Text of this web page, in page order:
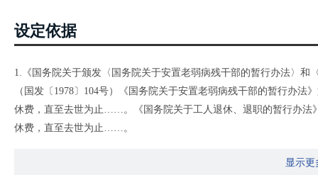
设定依据
1.《国务院关于颁发〈国务院关于安置老弱病残干部的暂行办法〉和
（国发〔1978〕104号）《国务院关于安置老弱病残干部的暂行办
休费，直至去世为止……。《国务院关于工人退休、退职的暂行办法
休费，直至去世为止……。
3.《关于对劳社厅函〔2001〕44号补充说明的函》（劳社厅函〔2003
显示更